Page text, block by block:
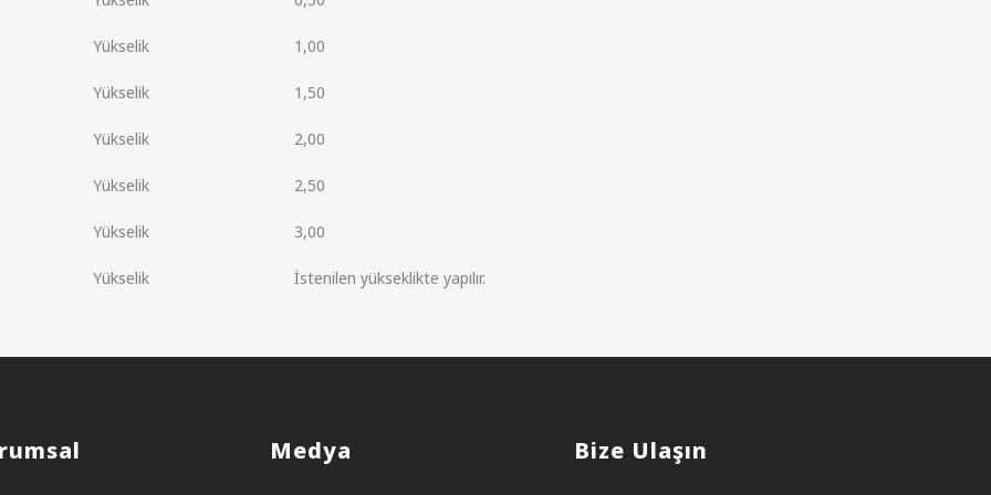
Yükselik 1,00
Yükselik 1,50
Yükselik 2,00
Yükselik 2,50
Yükselik 3,00
Yükselik İstenilen yükseklikte yapılır.
Medya Bize Ulaşın